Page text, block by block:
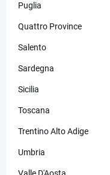
Puglia
Quattro Province
Salento
Sardegna
Sicilia
Toscana
Trentino Alto Adige
Umbria